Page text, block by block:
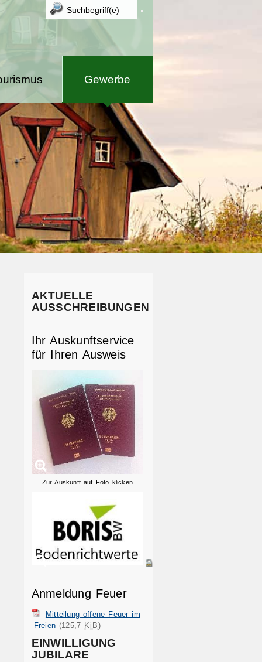
Gewerbe
AKTUELLE
AUSSCHREIBUNGEN
Ihr Auskunftservice
für Ihren Ausweis
Zur Auskunft auf Foto klicken
Anmeldung Feuer
Mitteilung offene Feuer im
Freien (125,7 KiB)
EINWILLIGUNG
JUBILARE